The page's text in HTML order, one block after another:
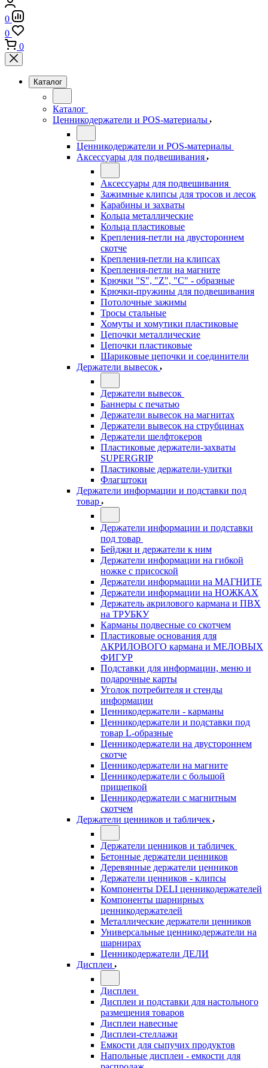
0
0
0
Каталог
Каталог
Ценникодержатели и POS-материалы
Ценникодержатели и POS-материалы
Аксессуары для подвешивания
Аксессуары для подвешивания
Зажимные клипсы для тросов и лесок
Карабины и захваты
Кольца металлические
Кольца пластиковые
Крепления-петли на двустороннем
скотче
Крепления-петли на клипсах
Крепления-петли на магните
Крючки "S", "Z", "C" - образные
Крючки-пружины для подвешивания
Потолочные зажимы
Тросы стальные
Хомуты и хомутики пластиковые
Цепочки металлические
Цепочки пластиковые
Шариковые цепочки и соединители
Держатели вывесок
Держатели вывесок
Баннеры с печатью
Держатели вывесок на магнитах
Держатели вывесок на струбцинах
Держатели шелфтокеров
Пластиковые держатели-захваты
SUPERGRIP
Пластиковые держатели-улитки
Флагштоки
Держатели информации и подставки под
товар
Держатели информации и подставки
под товар
Бейджи и держатели к ним
Держатели информации на гибкой
ножке с присоской
Держатели информации на МАГНИТЕ
Держатели информации на НОЖКАХ
Держатель акрилового кармана и ПВХ
на ТРУБКУ
Карманы подвесные со скотчем
Пластиковые основания для
АКРИЛОВОГО кармана и МЕЛОВЫХ
ФИГУР
Подставки для информации, меню и
подарочные карты
Уголок потребителя и стенды
информации
Ценникодержатели - карманы
Ценникодержатели и подставки под
товар L-образные
Ценникодержатели на двустороннем
скотче
Ценникодержатели на магните
Ценникодержатели с большой
прищепкой
Ценникодержатели с магнитным
скотчем
Держатели ценников и табличек
Держатели ценников и табличек
Бетонные держатели ценников
Деревянные держатели ценников
Держатели ценников - клипсы
Компоненты DELI ценникодержателей
Компоненты шарнирных
ценникодержателей
Металлические держатели ценников
Универсальные ценникодержатели на
шарнирах
Ценникодержатели ДЕЛИ
Дисплеи
Дисплеи
Дисплеи и подставки для настольного
размещения товаров
Дисплеи навесные
Дисплеи-стеллажи
Емкости для сыпучих продуктов
Напольные дисплеи - емкости для